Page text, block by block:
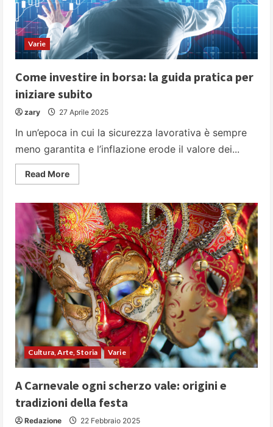
Varie
Come investire in borsa: la guida pratica per
iniziare subito
zary 27 Aprile 2025
In un’epoca in cui la sicurezza lavorativa è sempre
meno garantita e l’inflazione erode il valore dei...
Read MoreRead
more
investire
in
borsa:
la
guida
pratica
per
iniziare
subito
Cultura, Arte, Storia Varie
A Carnevale ogni scherzo vale: origini e
tradizioni della festa
Redazione 22 Febbraio 2025